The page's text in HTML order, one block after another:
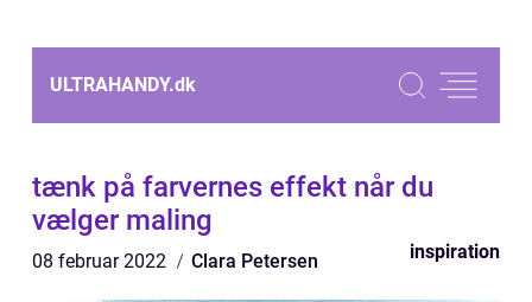
ULTRAHANDY.dk
tænk på farvernes effekt når du
vælger maling
08 februar 2022 Clara Petersen inspiration